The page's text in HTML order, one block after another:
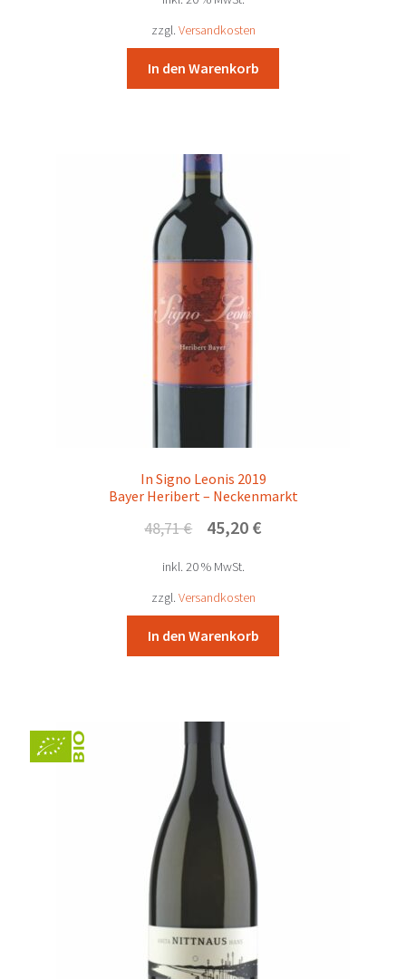
41,94 €
zzgl. Versandkosten
In den Warenkorb
In Signo Leonis 2019
Bayer Heribert – Neckenmarkt
48,71€
Ursprünglicher
war:
48,71 €
45,20 €Aktueller
inkl. 20 % MwSt.
zzgl. Versandkosten
In den Warenkorb